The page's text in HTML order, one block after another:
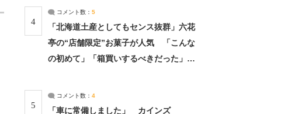
4
コメント数： 5
「北海道土産としてもセンス抜群」六花
亭の“店舗限定”お菓子が人気 「こんな
の初めて」「箱買いするべきだった」
5
コメント数： 4
「車に常備しました」 カインズ